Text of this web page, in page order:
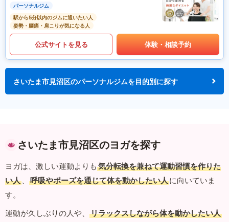
パーソナルジム
駅から5分以内のジムに通いたい人
姿勢・腰痛・肩こりが気になる人
公式サイトを見る 体験・相談予約
さいたま市見沼区のパーソナルジムを目的別に探す
さいたま市見沼区のヨガを探す
ヨガは、激しい運動よりも 気分転換を兼ねて運動習慣を作りた
い人 、 呼吸やポーズを通じて体を動かしたい人に向いていま
す。
運動が久しぶりの人や、
リラックスしながら体を動かしたい人